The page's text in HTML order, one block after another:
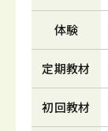
体験
定期教材
初回教材